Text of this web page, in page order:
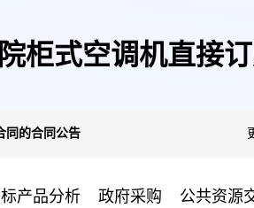
柜式空调机直接
同的合同公告
产品分析 政府采购 公共资源